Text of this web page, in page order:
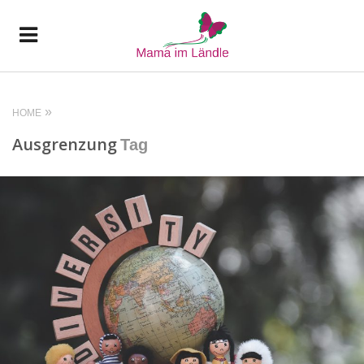
HOME
AusgrenzungTag
READ MORE